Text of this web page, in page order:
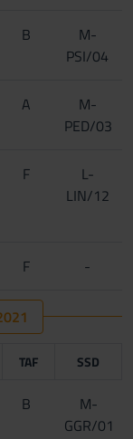
B
M-
PSI/04
A
M-
PED/03
F
L-
LIN/12
F -
TAF SSD
B
M-
GGR/01